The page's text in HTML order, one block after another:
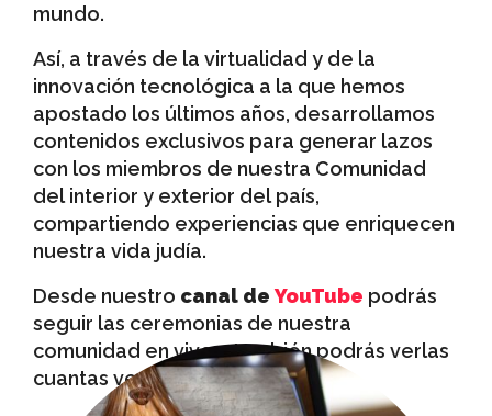
mundo.
Así, a través de la virtualidad y de la
innovación tecnológica a la que hemos
apostado los últimos años, desarrollamos
contenidos exclusivos para generar lazos
con los miembros de nuestra Comunidad
del interior y exterior del país,
compartiendo experiencias que enriquecen
nuestra vida judía.
Desde nuestro canal deYouTube podrás
seguir las ceremonias de nuestra
comunidad en vivo y también podrás verlas
cuantas veces quieras.